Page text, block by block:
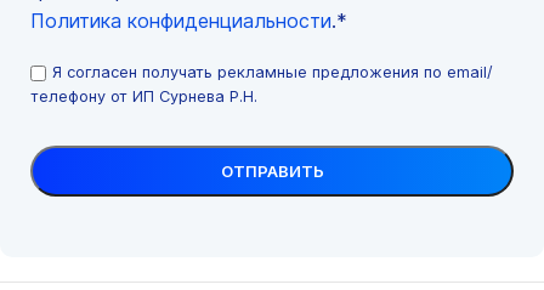
Политика конфиденциальности.*
Я согласен получать рекламные предложения по email/
телефону от ИП Сурнева Р.Н.